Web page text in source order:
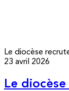
Le diocèse
23 avril 2026
Le